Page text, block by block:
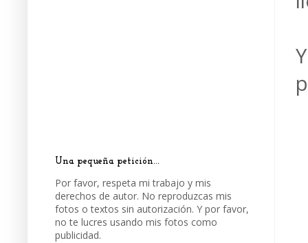
Una pequeña petición...
Por favor, respeta mi trabajo y mis
derechos de autor. No reproduzcas mis
fotos o textos sin autorización. Y por favor,
no te lucres usando mis fotos como
publicidad.